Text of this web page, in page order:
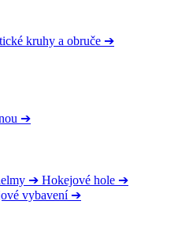
kruhy a obruče ➔
➔
➔ Hokejové hole ➔
vybavení ➔